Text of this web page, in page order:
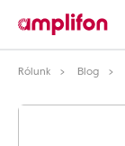
Rólunk
Blog